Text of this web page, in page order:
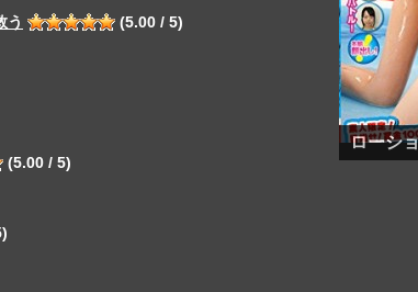
う
(5.00 / 5)
(5.00 / 5)
ローシ